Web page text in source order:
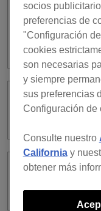
¿Hay alguna
sesión en un
for iOS/
¿Cómo
equipo de
¿Cómo
mi
socios
preferencias de
"Configuración
cookies
son necesarias
y siempre
sus preferencias
Configuración de
Consulte nuestro
Californiay
obtener más